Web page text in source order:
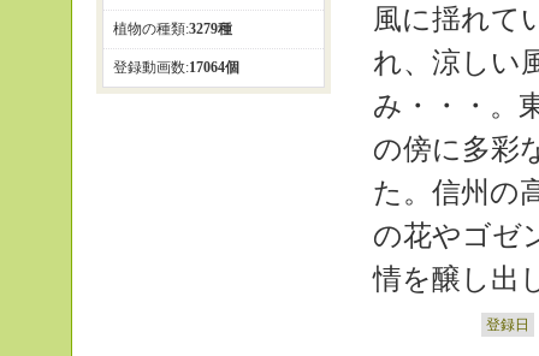
風に揺れて
れ、涼しい
み・・・。
の傍に多彩
た。信州の
の花やゴゼ
情を醸し出
登録日
植物の種類:3279種
登録動画数:17064個